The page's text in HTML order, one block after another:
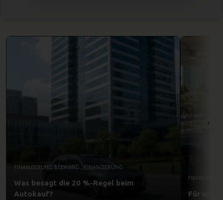
FINANZIERUNG & LEASING , FINANZIERUNG
Was besagt die 20 %-Regel beim
Autokauf?
Für wen